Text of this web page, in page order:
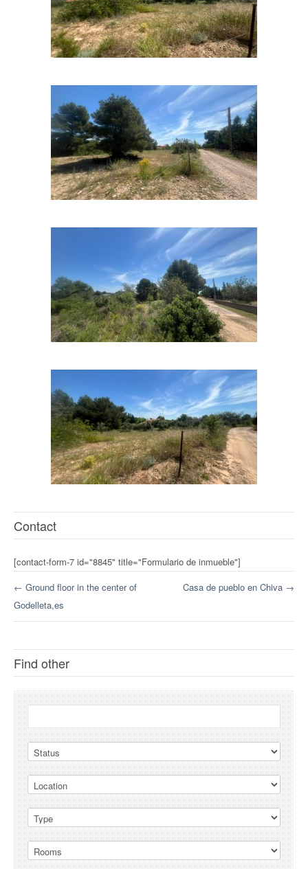
Contact
[contact-form-7 id="8845" title="Formulario de inmueble"]
← Ground floor in the center of
Godelleta,es
Casa de pueblo en Chiva →
Find other